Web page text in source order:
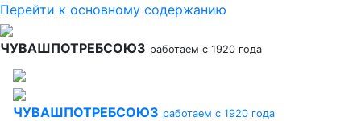
Перейти к основному содержанию
ЧУВАШПОТРЕБСОЮЗ работаем с 1920 года
ЧУВАШПОТРЕБСОЮЗ работаем с 1920 года